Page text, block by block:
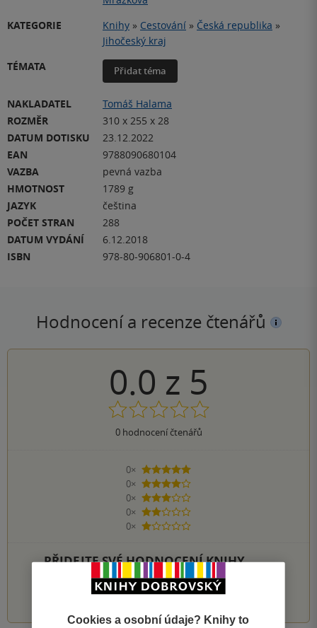
KATEGORIE
Knihy » Cestování » Česká republika »
Jihočeský kraj
TÉMATA
Přidat téma
NAKLADATEL
Tomáš Halama
ROZMĚR
310 x 255 x 28
DATUM DOTISKU
23.12.2022
EAN
9788090680104
VAZBA
pevná vazba
HMOTNOST
1789 g
JAZYK
čeština
POČET STRAN
288
DATUM VYDÁNÍ
6.12.2018
ISBN
978-80-906801-0-4
Hodnocení a recenze čtenářů
0.0 z 5
0hodnocení čtenářů
0×
5 hvězdiček
0×
4 hvězdičky
0×
3 hvězdičky
0×
2 hvězdičky
0×
1 hvezdička
PŘIDEJTE SVÉ HODNOCENÍ KNIHY
1 2 3 4 5
Cookies a osobní údaje? Knihy to